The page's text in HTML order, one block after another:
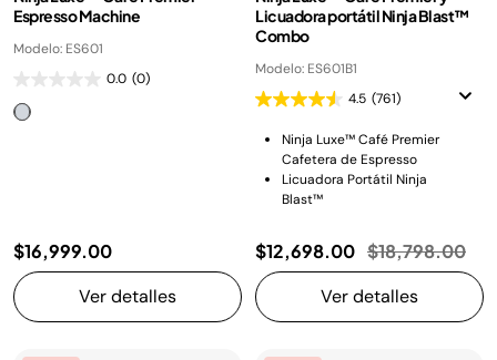
Espresso Machine
Modelo: ES601
0.0 (0)
$16,999.00
Ver detalles
Licuadora portátil Ninja Blast™
Combo
Modelo: ES601B1
4.5 (761)
Ninja Luxe™ Café Premier
Cafetera de Espresso
Licuadora Portátil Ninja
Blast™
$12,698.00 Precio
$18,798.00a
Ver detalles